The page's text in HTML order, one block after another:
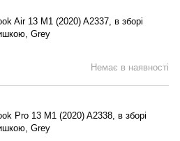
Air 13 M1 (2020) A2337, в зборі
Grey
Немає в наявності
Pro 13 M1 (2020) A2338, в зборі
Grey